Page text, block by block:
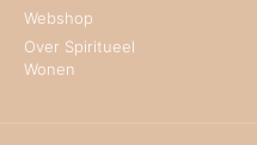
Webshop
Over Spiritueel
Wonen